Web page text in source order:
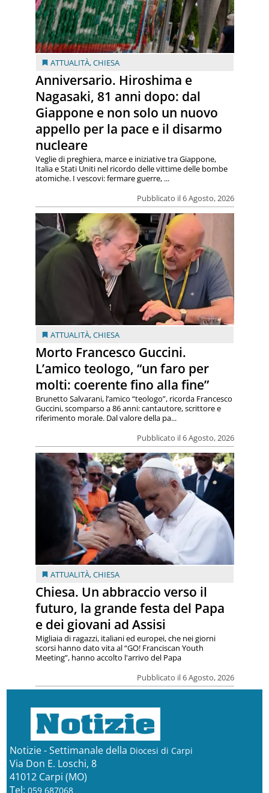
ATTUALITÀ,CHIESA
Anniversario. Hiroshima e
Nagasaki, 81 anni dopo: dal
Giappone e non solo un nuovo
appello per la pace e il disarmo
nucleare
Pubblicato il 6 Agosto, 2026
Veglie di preghiera, marce e iniziative tra Giappone,
Italia e Stati Uniti nel ricordo delle vittime delle bombe
atomiche. I vescovi: fermare guerre, ...
ATTUALITÀ,CHIESA
Morto Francesco Guccini.
L’amico teologo, “un faro per
molti: coerente fino alla fine”
Pubblicato il 6 Agosto, 2026
Brunetto Salvarani, l’amico “teologo”, ricorda Francesco
Guccini, scomparso a 86 anni: cantautore, scrittore e
riferimento morale. Dal valore della pa...
ATTUALITÀ,CHIESA
Chiesa. Un abbraccio verso il
futuro, la grande festa del Papa
e dei giovani ad Assisi
Pubblicato il 6 Agosto, 2026
Migliaia di ragazzi, italiani ed europei, che nei giorni
scorsi hanno dato vita al “GO! Franciscan Youth
Meeting”, hanno accolto l'arrivo del Papa
Notizie - Settimanale della Diocesi di Carpi
Via Don E. Loschi, 8
41012 Carpi (MO)
Tel: 059 687068